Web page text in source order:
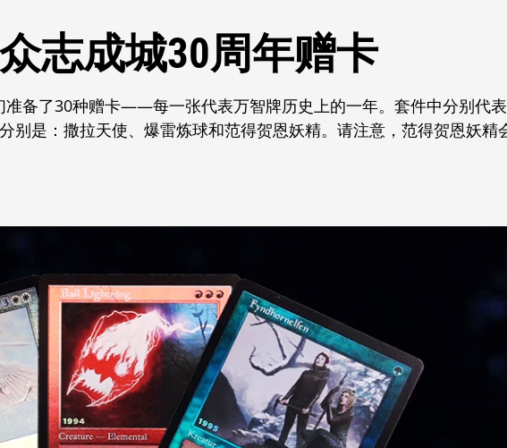
志成城30周年赠卡
准备了30种赠卡——每一张代表万智牌历史上的一年。套件中分别代表
别是：撒拉天使、爆雷炼球和范得贺恩妖精。请注意，范得贺恩妖精